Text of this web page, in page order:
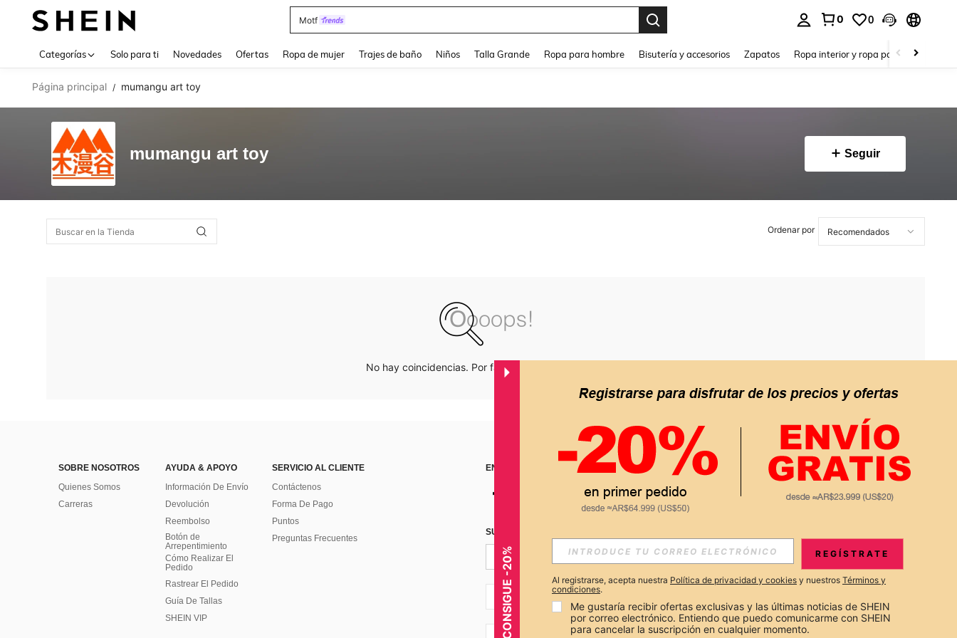
Motf
0 0
Categorías Solo para ti Novedades Ofertas Ropa de mujer Trajes de baño Niños Talla Grande Ropa para hombre Bisutería y accesorios Zapatos Ropa interior y ropa para dormir
Página principal / mumangu art toy
mumangu art toy Seguir
Ordenar por
No hay coincidencias. Por favor inténtalo de nuevo.
SOBRE NOSOTROS
Quienes Somos
Carreras
AYUDA & APOYO
Información De Envío
Devolución
Reembolso
Botón de
Arrepentimiento
Cómo Realizar El
Pedido
Rastrear El Pedido
Guía De Tallas
SHEIN VIP
SERVICIO AL CLIENTE
Contáctenos
Forma De Pago
Puntos
Preguntas Frecuentes
ENCUÉNTRANOS EN APP
SUSCRÍBETE PARA RECIBIR OFERTAS EXCLUSIVAS, PROMOCIONES Y NOTICIAS DE SHEIN
Suscribir
AR + 54
CONSIGUE -20% REGÍSTRATE
Al registrarse, acepta nuestra Política de privacidad y cookies y nuestros Términos y
condiciones.
Me gustaría recibir ofertas exclusivas y las últimas noticias de SHEIN
por correo electrónico. Entiendo que puedo comunicarme con SHEIN
para cancelar la suscripción en cualquier momento.